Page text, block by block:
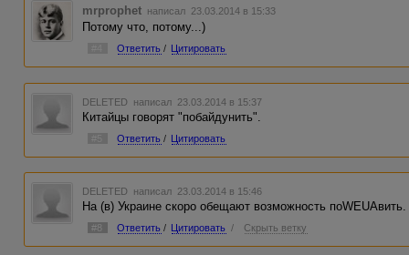
mrprophet написал 23.03.2014 в 15:33
Потому что, потому...)
Ответить / Цитировать
DELETED написал 23.03.2014 в 15:37
Китайцы говорят "побайдунить".
Ответить / Цитировать
DELETED написал 23.03.2014 в 15:46
На (в) Украине скоро обещают возможность поWEUAвить.
#8 Ответить / Цитировать / Скрыть ветку